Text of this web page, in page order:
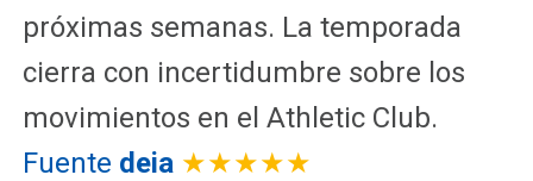
próximas semanas. La temporada
cierra con incertidumbre sobre los
movimientos en el Athletic Club.
Fuente deia★★★★★